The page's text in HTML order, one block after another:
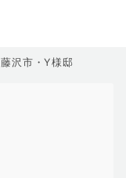
藤沢市・Y様邸